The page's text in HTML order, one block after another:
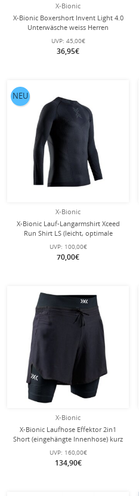
X-Bionic
X-Bionic Boxershort Invent Light 4.0
Unterwäsche weiss Herren
UVP: 45,00€
36,95€
X-Bionic
X-Bionic Lauf-Langarmshirt Xceed
Run Shirt LS (leicht, optimale
schwarz/rhinograu Herren
UVP: 100,00€
70,00€
NEU
X-Bionic
X-Bionic Laufhose Effektor 2in1
Short (eingehängte Innenhose) kurz
UVP: 160,00€
134,90€